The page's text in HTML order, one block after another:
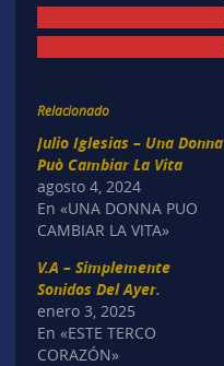
Relacionado
Julio Iglesias – Una Donna
Può Cambiar La Vita
agosto 4, 2024
En «UNA DONNA PUO
CAMBIAR LA VITA»
V.A – Simplemente
Sonidos Del Ayer.
enero 3, 2025
En «ESTE TERCO
CORAZÓN»